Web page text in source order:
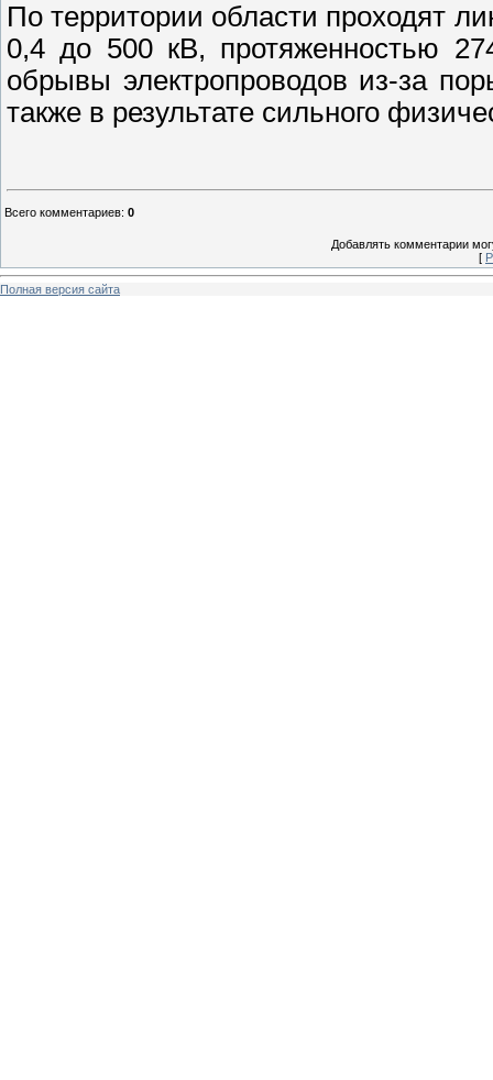
По территории области проходят
0,4 до 500 кВ, протяженностью
обрывы электропроводов из-за
также в результате сильного
Всего комментариев: 0
Добавлять комментарии
[
Полная версия сайта